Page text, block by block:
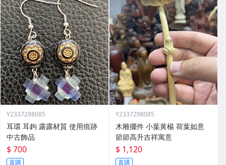
Y2337298085
耳環 耳鉤 露露材質 使用痕跡
中古飾品
$ 700
直購
Y2337298085
木雕擺件 小葉黃楊 荷葉如意
節節高升吉祥寓意
$ 1,120
直購